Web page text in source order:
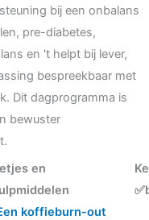
bij een onbalans
pre-diabetes,
en 't helpt bij lever,
bespreekbaar met
Dit dagprogramma is
bewuster
en
koffieburn-out